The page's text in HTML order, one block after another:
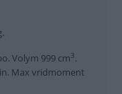
Volym 999 cm3.
Max vridmoment